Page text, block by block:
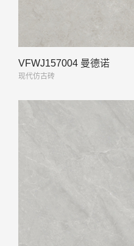
VFWJ157004 曼德诺
现代仿古砖